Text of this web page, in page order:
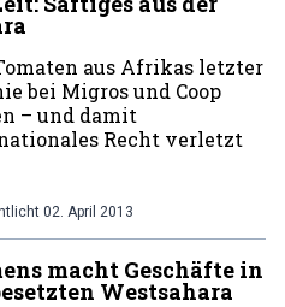
aus Afrikas letzter
bei Migros und Coop
– und damit
Recht verletzt
02. April 2013
macht Geschäfte in
Westsahara